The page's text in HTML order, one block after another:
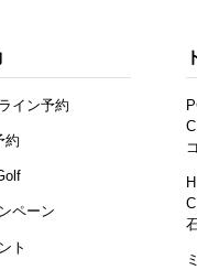
イン予約
約
ペーン
ト